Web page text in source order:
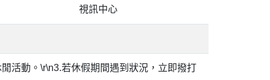
視訊中心
活動。\r\n3.若休假期間遇到狀況，立即撥打